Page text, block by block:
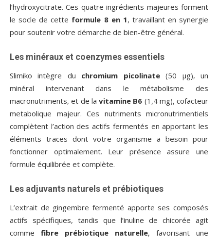
l’hydroxycitrate. Ces quatre ingrédients majeures forment
le socle de cette formule 8 en 1, travaillant en synergie
pour soutenir votre démarche de bien-être général.
Les minéraux et coenzymes essentiels
Slimiko intègre du chromium picolinate(50 µg), un
minéral intervenant dans le métabolisme des
macronutriments, et de la vitamine B6 (1,4 mg), cofacteur
metabolique majeur. Ces nutriments micronutrimentiels
complètent l’action des actifs fermentés en apportant les
éléments traces dont votre organisme a besoin pour
fonctionner optimalement. Leur présence assure une
formule équilibrée et complète.
Les adjuvants naturels et prébiotiques
L’extrait de gingembre fermenté apporte ses composés
actifs spécifiques, tandis que l’inuline de chicorée agit
comme fibre prébiotique naturelle, favorisant une